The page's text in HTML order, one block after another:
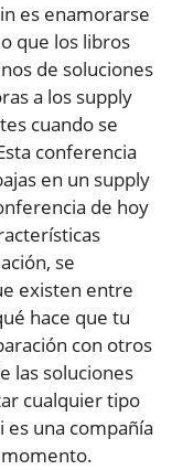
es enamorarse
que los libros
de soluciones
a los supply
cuando se
conferencia
en un supply
de hoy
se
existen entre
hace que tu
con otros
las soluciones
cualquier tipo
una compañía